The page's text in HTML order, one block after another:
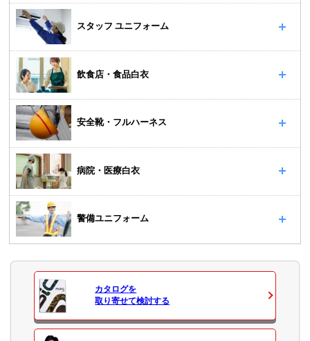
スタッフ ユニフォーム
飲食店・食品白衣
安全靴・フルハーネス
病院・医療白衣
警備ユニフォーム
カタログを
取り寄せて検討する